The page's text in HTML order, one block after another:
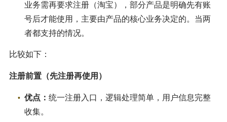
业务需再要求注册（淘宝），部分产品是明确先有账
号后才能使用，主要由产品的核心业务决定的。当两
者都支持的情况。
比较如下：
注册前置（先注册再使用）
优点： 统一注册入口，逻辑处理简单，用户信息完整
收集。